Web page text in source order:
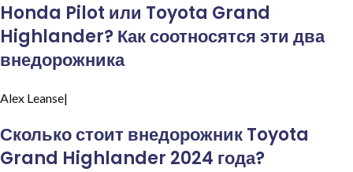
Honda Pilot или Toyota Grand
Highlander? Как соотносятся эти два
внедорожника
Alex Leanse|
Сколько стоит внедорожник Toyota
Grand Highlander 2024 года?